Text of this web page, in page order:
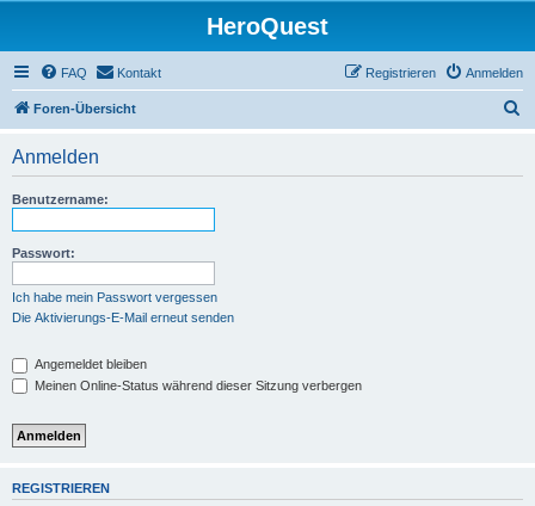
HeroQuest
FAQ Kontakt Anmelden
Registrieren
Foren-Übersicht
Anmelden
Benutzername:
Passwort:
Ich habe mein Passwort vergessen
Die Aktivierungs-E-Mail erneut senden
Angemeldet bleiben
Meinen Online-Status während dieser Sitzung verbergen
REGISTRIEREN